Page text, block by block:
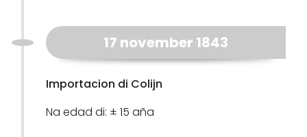
17 november 1843
Importacion di Colijn
Na edad di: ± 15 aña